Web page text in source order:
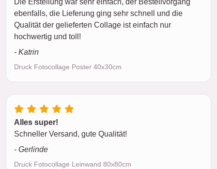
Die Erstellung war sehr einfach, der Bestellvorgang
ebenfalls, die Lieferung ging sehr schnell und die
Qualität der gelieferten Collage ist einfach nur
hochwertig und toll!
- Katrin
Druck Fotocollage Poster 40x30cm
Alles super!
Schneller Versand, gute Qualität!
- Gerlinde
Druck Fotocollage Leinwand 80x80cm